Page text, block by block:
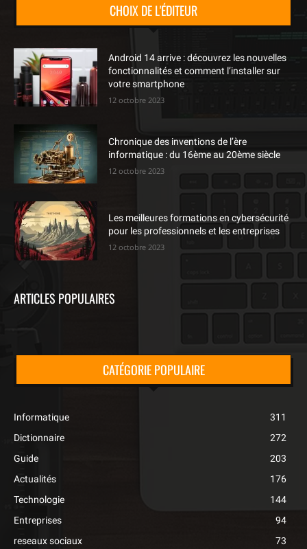
CHOIX DE L'ÉDITEUR
Android 14 arrive : découvrez les nouvelles
fonctionnalités et comment l’installer sur
votre smartphone
12 octobre 2023
Chronique des inventions de l’ère
informatique : du 16ème au 20ème siècle
12 octobre 2023
Les meilleures formations en cybersécurité
pour les professionnels et les entreprises
12 octobre 2023
ARTICLES POPULAIRES
CATÉGORIE POPULAIRE
Informatique
311
Dictionnaire
272
Guide
203
Actualités
176
Technologie
144
Entreprises
94
reseaux sociaux
73